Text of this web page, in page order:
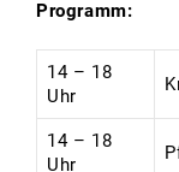
Programm:
14 – 18
Uhr
14 – 18
Uhr